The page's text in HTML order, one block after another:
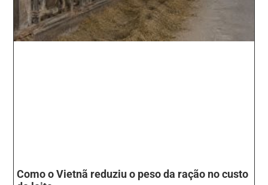
Como o Vietnã reduziu o peso da ração no custo